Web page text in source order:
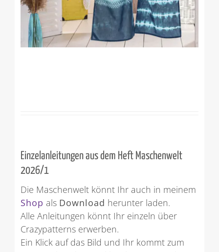
Einzelanleitungen aus dem Heft Maschenwelt
2026/1
Die Maschenwelt könnt Ihr auch in meinem
Shop als Download herunter laden.
Alle Anleitungen könnt Ihr einzeln über
Crazypatterns erwerben.
Ein Klick auf das Bild und Ihr kommt zum